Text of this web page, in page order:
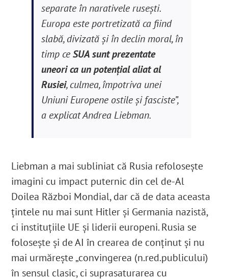
separate în narativele ruseşti.
Europa este portretizată ca fiind
slabă, divizată și în declin moral, în
timp ceSUA sunt prezentate
uneori ca un potențial aliat al
Rusiei, culmea, împotriva unei
Uniuni Europene ostile și fasciste”,
a explicat Andrea Liebman.
Liebman a mai subliniat că Rusia refoloseşte
imagini cu impact puternic din cel de-Al
Doilea Război Mondial, dar că de data aceasta
ţintele nu mai sunt Hitler şi Germania nazistă,
ci instituţiile UE şi liderii europeni. Rusia se
foloseşte şi de AI în crearea de conţinut şi nu
mai urmăreşte „convingerea (n.red.publicului)
în sensul clasic, ci suprasaturarea cu